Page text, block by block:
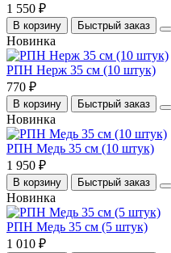
1 550 ₽
В корзину Быстрый заказ
Новинка
РПН Нерж 35 см (10 штук)
770 ₽
В корзину Быстрый заказ
Новинка
РПН Медь 35 см (10 штук)
1 950 ₽
В корзину Быстрый заказ
Новинка
РПН Медь 35 см (5 штук)
1 010 ₽